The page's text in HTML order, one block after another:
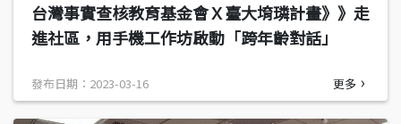
台灣事實查核教育基金會Ｘ臺大堉璘計畫》》走
進社區，用手機工作坊啟動「跨年齡對話」
發布日期：2023-03-16 更多